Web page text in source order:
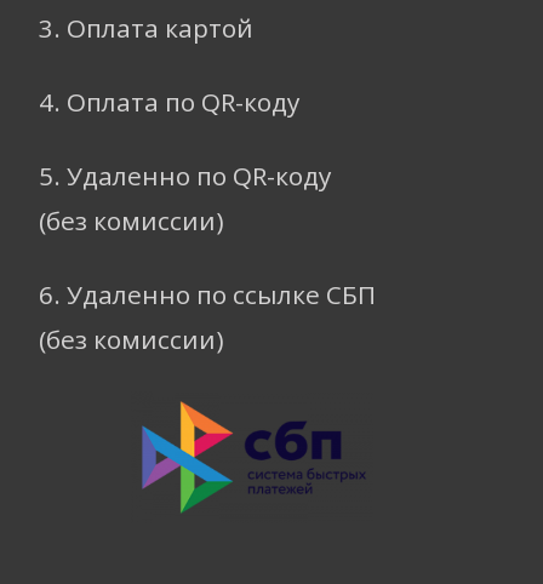
3. Оплата картой
4. Оплата по QR-коду
5. Удаленно по QR-коду
(без комиссии)
6. Удаленно по ссылке СБП
(без комиссии)